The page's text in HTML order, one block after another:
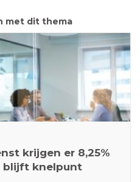
met dit thema
krijgen er 8,25%
blijft knelpunt